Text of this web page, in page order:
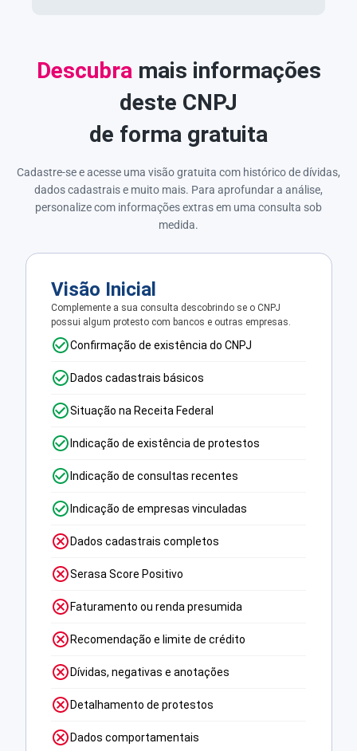
Descubra mais informações
deste CNPJ
de forma gratuita
Cadastre-se e acesse uma visão gratuita com histórico de dívidas,
dados cadastrais e muito mais. Para aprofundar a análise,
personalize com informações extras em uma consulta sob
medida.
Visão Inicial
Complemente a sua consulta descobrindo se o CNPJ
possui algum protesto com bancos e outras empresas.
Confirmação de existência do CNPJ
Dados cadastrais básicos
Situação na Receita Federal
Indicação de existência de protestos
Indicação de consultas recentes
Indicação de empresas vinculadas
Dados cadastrais completos
Serasa Score Positivo
Faturamento ou renda presumida
Recomendação e limite de crédito
Dívidas, negativas e anotações
Detalhamento de protestos
Dados comportamentais